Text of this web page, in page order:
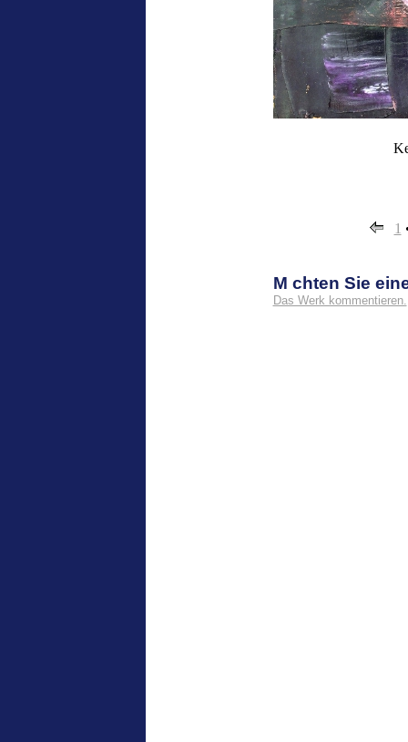
1
M chten Sie
Das Werk kommentieren.